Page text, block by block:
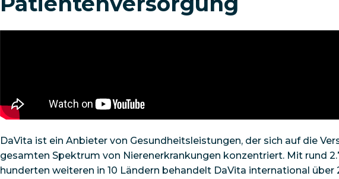
DaVita ist ein Anbieter von Gesundheitsleistungen, der sich auf die
gesamten Spektrum von Nierenerkrankungen konzentriert. Mit rund
hunderten weiteren in 10 Ländern behandelt DaVita international